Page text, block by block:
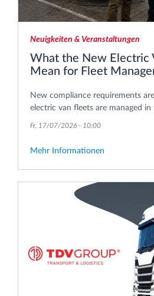
Neuigkeiten & Veranstaltungen
What the New Electric
Mean for Fleet
New compliance requirements
electric van fleets are managed
Fr, 17/07/2026 - 10:00
Mehr Informationen